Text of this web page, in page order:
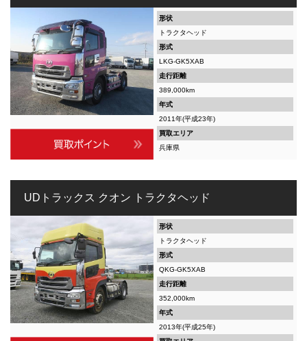
形状
トラクタヘッド
形式
LKG-GK5XAB
走行距離
389,000km
年式
2011年(平成23年)
買取エリア
兵庫県
UDトラックス クオン トラクタヘッド
形状
トラクタヘッド
形式
QKG-GK5XAB
走行距離
352,000km
年式
2013年(平成25年)